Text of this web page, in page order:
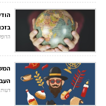
דעות